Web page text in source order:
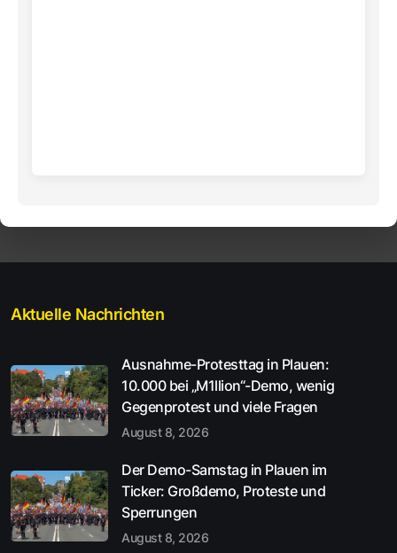
Aktuelle Nachrichten
Ausnahme-Protesttag in Plauen:
10.000 bei „M1llion“-Demo, wenig
Gegenprotest und viele Fragen
August 8, 2026
Der Demo-Samstag in Plauen im
Ticker: Großdemo, Proteste und
Sperrungen
August 8, 2026